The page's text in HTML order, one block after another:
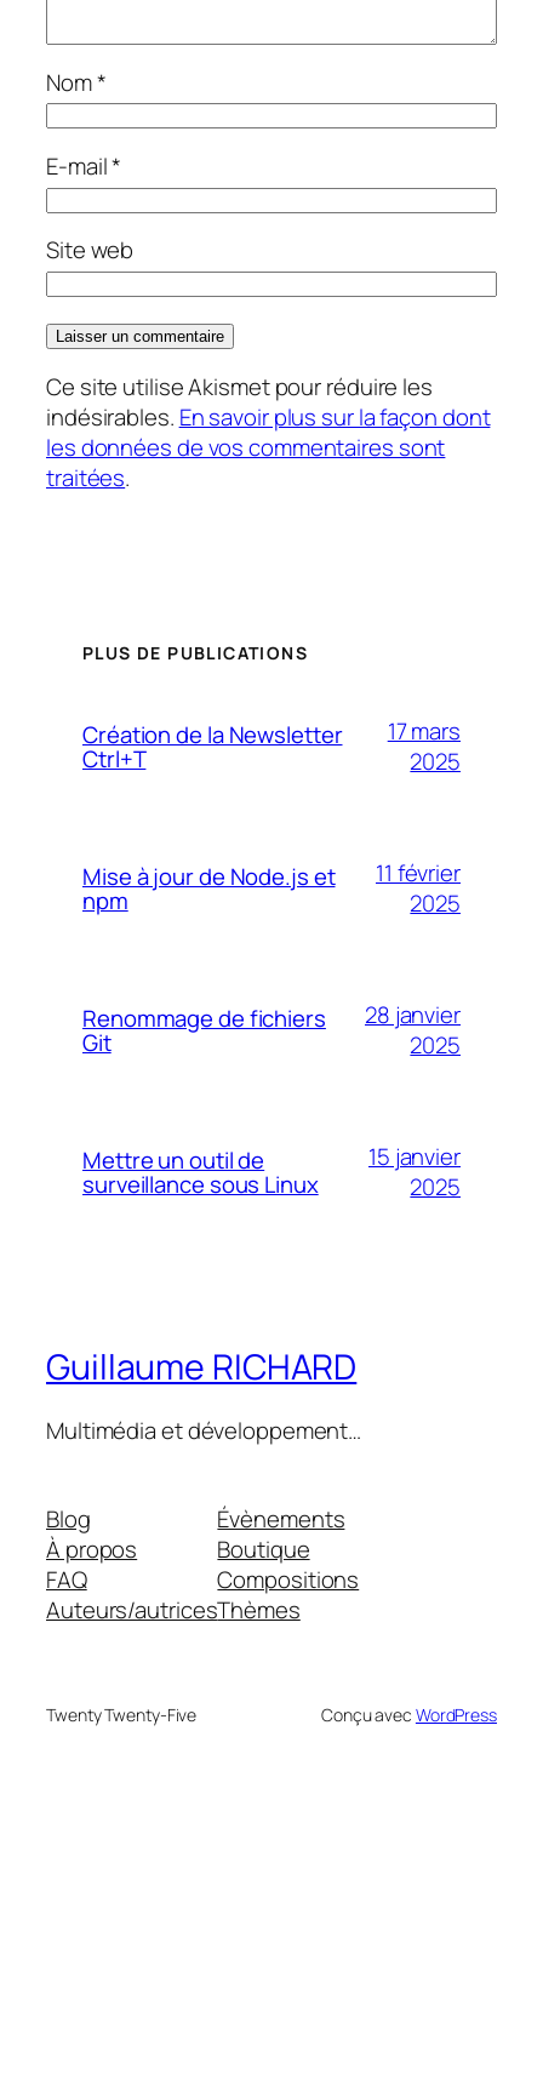
Nom*
E-mail*
Site web
Ce site utilise Akismet pour réduire les
indésirables. En savoir plus sur la façon dont
les données de vos commentaires sont
traitées.
PLUS DE PUBLICATIONS
Création de la Newsletter
Ctrl+T
17 mars
2025
Mise à jour de Node.js et
npm
11 février
2025
Renommage de fichiers
Git
28 janvier
2025
Mettre un outil de
surveillance sous Linux
15 janvier
2025
Guillaume RICHARD
Multimédia et développement…
Blog
À propos
FAQ
Auteurs/autrices
Évènements
Boutique
Compositions
Thèmes
Twenty Twenty-Five Conçu avec WordPress